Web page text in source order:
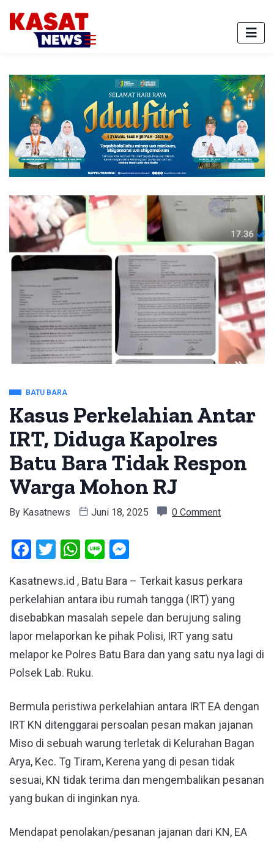
BATU BARA
Kasus Perkelahian Antar
IRT, Diduga Kapolres
Batu Bara Tidak Respon
Warga Mohon RJ
By Kasatnews Juni 18, 2025 0 Comment
Facebook
Twitter
WhatsApp
Line
Kasatnews.id , Batu Bara – Terkait kasus perkara
perkelahian antara ibu rumah tangga (IRT) yang
disebabkan masalah sepele dan berujung saling
lapor melaporkan ke pihak Polisi, IRT yang satu
melapor ke Polres Batu Bara dan yang satu nya lagi di
Polsek Lab. Ruku.
Bermula peristiwa perkelahian antara IRT EA dengan
IRT KN ditenggarai persoalan pesan makan jajanan
Miso di sebuah warung terletak di Kelurahan Bagan
Arya, Kec. Tg Tiram, Kerena yang di pesan tidak
sesuai, KN tidak terima dan mengembalikan pesanan
yang bukan di inginkan nya.
Mendapat penolakan/pesanan jajanan dari KN, EA